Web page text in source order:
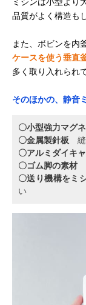
ミシンは小型より
品質がよく構造も
また、ボビンを内
ケースを使う垂直
多く取り入れられ
そのほかの、静音
〇小型強力マグ
〇金属製針板 縫
〇アルミダイキ
〇ゴム脚の素材
〇送り機構をミ
い